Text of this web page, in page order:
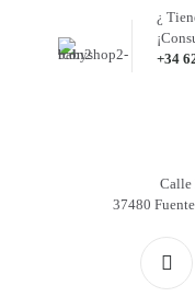
+34
¿
Calle
37480